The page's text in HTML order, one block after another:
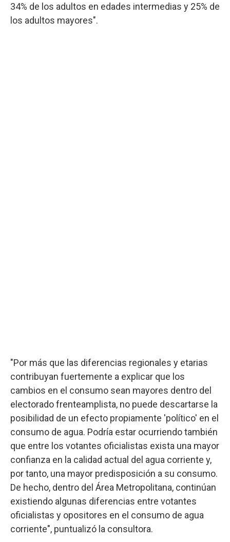
34% de los adultos en edades intermedias y 25% de
los adultos mayores".
"Por más que las diferencias regionales y etarias
contribuyan fuertemente a explicar que los
cambios en el consumo sean mayores dentro del
electorado frenteamplista, no puede descartarse la
posibilidad de un efecto propiamente 'político' en el
consumo de agua. Podría estar ocurriendo también
que entre los votantes oficialistas exista una mayor
confianza en la calidad actual del agua corriente y,
por tanto, una mayor predisposición a su consumo.
De hecho, dentro del Área Metropolitana, continúan
existiendo algunas diferencias entre votantes
oficialistas y opositores en el consumo de agua
corriente", puntualizó la consultora.